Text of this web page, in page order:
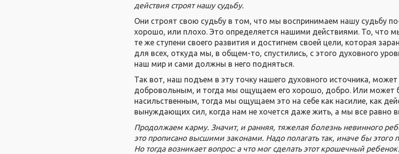
действия строят нашу судьбу.
Они строят свою судьбу в том, что мы воспринимаем нашу судьбу
хорошо, или плохо. Это определяется нашими действиями. То, что
те же ступени своего развития и достигнем своей цели, которая
для всех, откуда мы, в общем-то, спустились, с этого духовного
наш мир и сами должны в него подняться.
Так вот, наш подъем в эту точку нашего духовного источника,
добровольным, и тогда мы ощущаем его хорошо, добро. Или может
насильственным, тогда мы ощущаем это на себе как насилие, как
вынуждающих сил, когда нам не хочется даже жить, а мы все равно
Продолжаем карму. Значит, и ранняя, тяжелая болезнь невинного
это прописано высшими законами. Надо полагать так, иначе бы этого
Но тогда возникает вопрос: а что мог сделать этот крошечный